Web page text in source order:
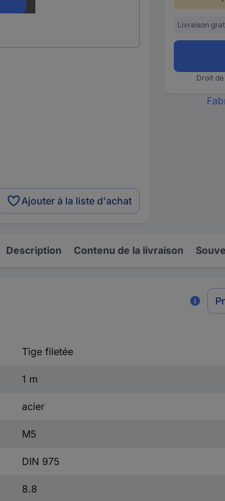
Ajouter à la liste d'achat
Livraison
Droit
Description Contenu de la livraison
Tige filetée
1 m
acier
M5
DIN 975
8.8